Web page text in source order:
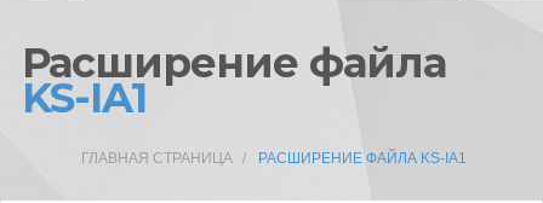
Расширение файла
KS-IA1
ГЛАВНАЯ СТРАНИЦА РАСШИРЕНИЕ ФАЙЛА KS-IA1